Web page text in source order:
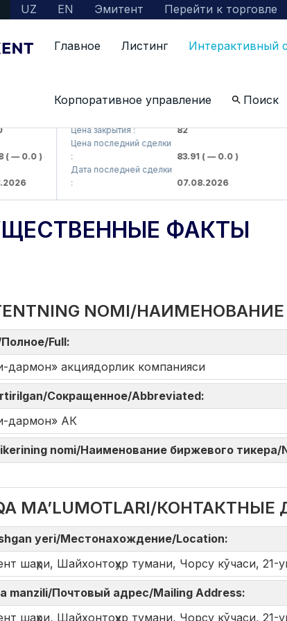
UZ EN Эмитент Перейти к торговле
Главное Листинг Интерактивный
Корпоративное управление Поиск
)
Цена закрытия :
82
Цена последний сделки
83.91( — 0.0 )
Дата последней сделки
07.08.2026
ФАКТЫ
NOMI/
Полное/Full:
дармон» акциядорлик компанияси
Сокращенное/Abbreviated:
дармон» АК
nomi/Наименование биржевого
MA’LUMOTLARI/КОНТАКТНЫЕ
yeri/Местонахождение/Location:
шаҳри, Шайхонтоҳур тумани, Чорсу кўчаси, 21-
manzili/Почтовый адрес/Mailing Address:
шаҳри, Шайхонтоҳур тумани, Чорсу кўчаси, 21-